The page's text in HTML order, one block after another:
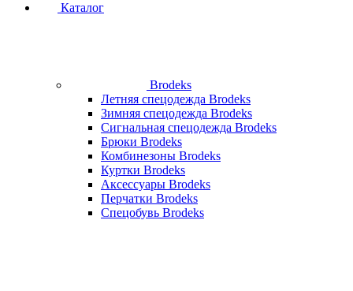
Каталог
Brodeks
Летняя спецодежда Brodeks
Зимняя спецодежда Brodeks
Сигнальная спецодежда Brodeks
Брюки Brodeks
Комбинезоны Brodeks
Куртки Brodeks
Аксессуары Brodeks
Перчатки Brodeks
Спецобувь Brodeks